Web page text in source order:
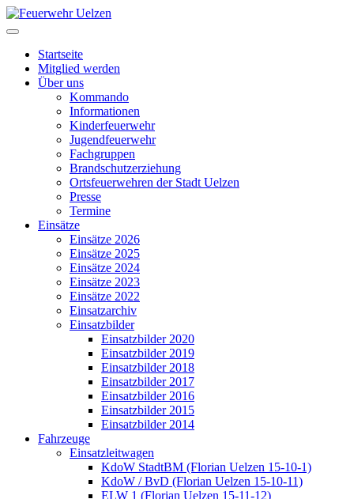
Startseite
Mitglied werden
Über uns
Kommando
Informationen
Kinderfeuerwehr
Jugendfeuerwehr
Fachgruppen
Brandschutzerziehung
Ortsfeuerwehren der Stadt Uelzen
Presse
Termine
Einsätze
Einsätze 2026
Einsätze 2025
Einsätze 2024
Einsätze 2023
Einsätze 2022
Einsatzarchiv
Einsatzbilder
Einsatzbilder 2020
Einsatzbilder 2019
Einsatzbilder 2018
Einsatzbilder 2017
Einsatzbilder 2016
Einsatzbilder 2015
Einsatzbilder 2014
Fahrzeuge
Einsatzleitwagen
KdoW StadtBM (Florian Uelzen 15-10-1)
KdoW / BvD (Florian Uelzen 15-10-11)
ELW 1 (Florian Uelzen 15-11-12)